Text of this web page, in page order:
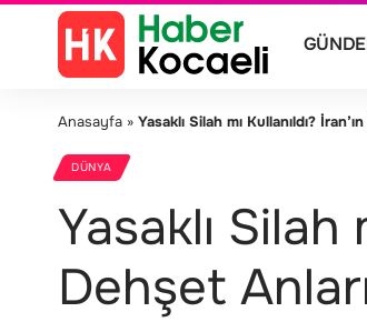
Anasayfa » Yasaklı Silah mı Kullanıldı?
DÜNYA
Yasaklı Silah
Dehşet